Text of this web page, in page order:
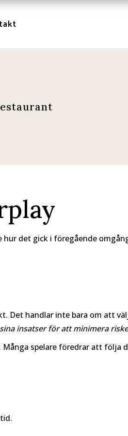
hur det gick i föregående
Det handlar inte bara om att
insatser för att minimera
spelare föredrar att följa